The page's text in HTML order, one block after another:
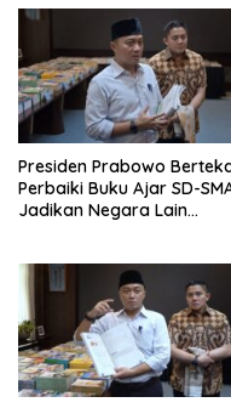
Presiden Prabowo
Perbaiki Buku Ajar SD-
Jadikan Negara Lain